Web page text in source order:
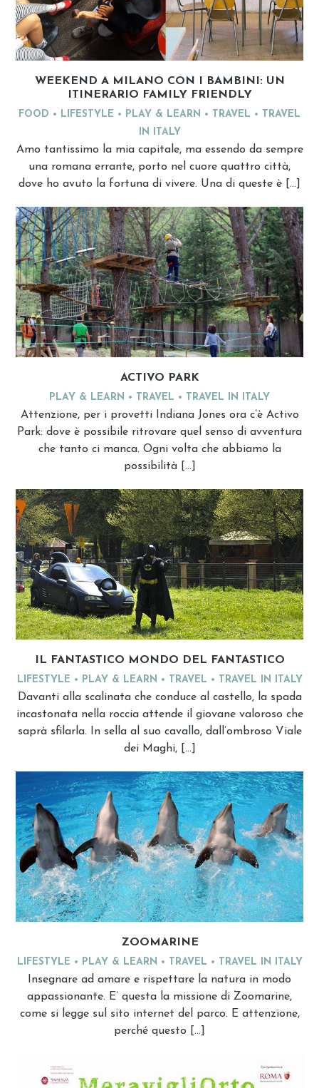
WEEKEND A MILANO CON I BAMBINI: UN
ITINERARIO FAMILY FRIENDLY
FOOD LIFESTYLE PLAY & LEARN TRAVEL
TRAVEL
IN ITALY
Amo tantissimo la mia capitale, ma essendo da sempre
una romana errante, porto nel cuore quattro città,
dove ho avuto la fortuna di vivere. Una di queste è […]
ACTIVO PARK
PLAY & LEARN TRAVEL TRAVEL IN ITALY
Attenzione, per i provetti Indiana Jones ora c’è Activo
Park: dove è possibile ritrovare quel senso di avventura
che tanto ci manca. Ogni volta che abbiamo la
possibilità […]
IL FANTASTICO MONDO DEL FANTASTICO
LIFESTYLE PLAY & LEARN TRAVEL TRAVEL IN ITALY
Davanti alla scalinata che conduce al castello, la spada
incastonata nella roccia attende il giovane valoroso che
saprà sfilarla. In sella al suo cavallo, dall’ombroso Viale
dei Maghi, […]
ZOOMARINE
LIFESTYLE PLAY & LEARN TRAVEL TRAVEL IN ITALY
Insegnare ad amare e rispettare la natura in modo
appassionante. E’ questa la missione di Zoomarine,
come si legge sul sito internet del parco. E attenzione,
perché questo […]